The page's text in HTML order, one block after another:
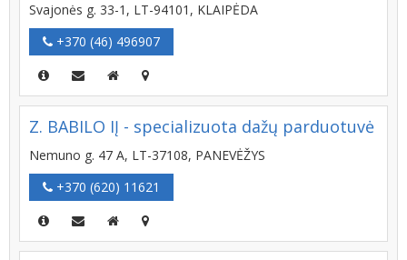
Svajonės g. 33-1, LT-94101, KLAIPĖDA
+370 (46) 496907
Z. BABILO IĮ - specializuota dažų parduotuvė
Nemuno g. 47 A, LT-37108, PANEVĖŽYS
+370 (620) 11621